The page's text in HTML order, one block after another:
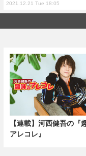
2021.12.21 Tue 18:05
【連載】河西健吾の『
アレコレ』